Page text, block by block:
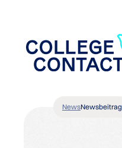
NewsNewsbeitrag